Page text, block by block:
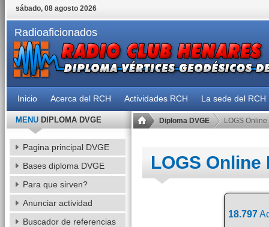
sábado, 08 agosto 2026
Radioaficionados
Inicio Acerca del RCH Actividades RCH La sede del RCH
Diploma DVGE LOGS Online
LOGS Online
18.797
MENUDIPLOMA DVGE
Pagina principal DVGE
Bases diploma DVGE
Para que sirven?
Anunciar actividad
Buscador de referencias